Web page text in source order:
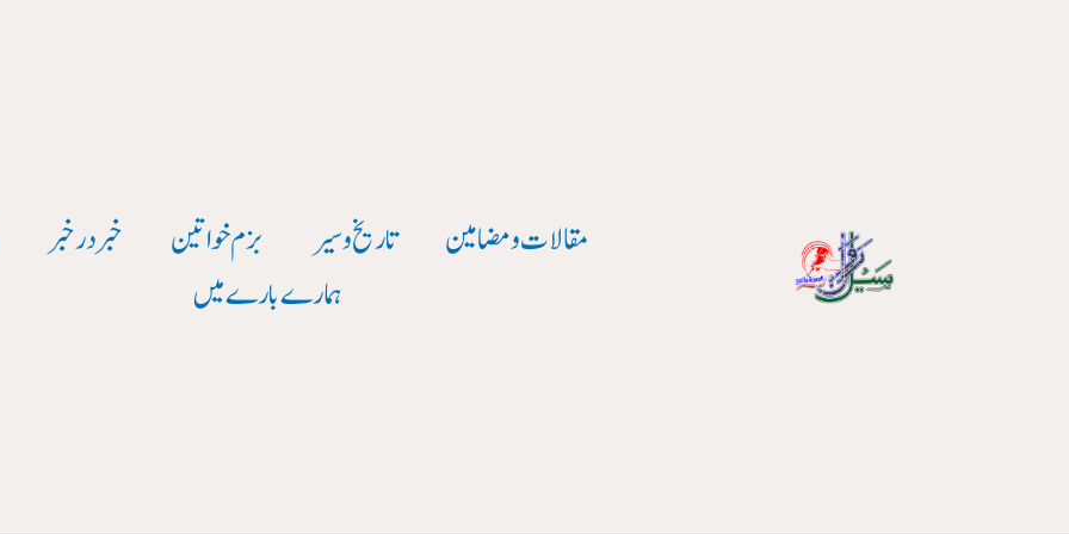
مقالات و مضامین تاریخ وسیر بزم خواتین خبر در خبر
ہمارے بارے میں